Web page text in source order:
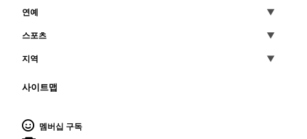
연예
스포츠
지역
사이트맵
멤버십 구독